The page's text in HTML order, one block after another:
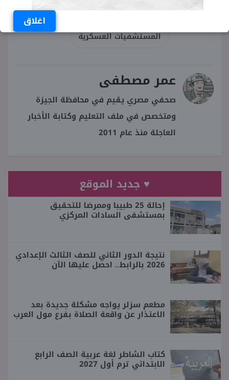
اغلاق
المجمع الطبي للقوات المسلحة بالإسكندرية
المستشفيات العسكرية
عمر مصطفى
صحفي مصري يقيم في محافظة الجيزة
ومتخصص في ملف التعليم وكتابة الأخبار
العاجلة منذ عام 2011
♥ جديد الموقع
إحالة 25 طبيبا وممرضا للتحقيق
بمستشفى السادات المركزي
نتيجة الدور الثاني للصف الثالث الإعدادي
2026 بالرابط.. احصل عليها الآن
مطعم سزلر يواجه مشكلة جديدة بعد
الاعتذار عن واقعة الصلاة بفرع مول العرب
كتاب الشاطر لغة عربية الصف الرابع
الابتدائي ترم أول 2027